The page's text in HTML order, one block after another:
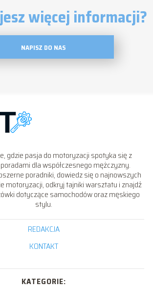
więcej informacji?
NAPISZ DO NAS
gdzie pasja do motoryzacji spotyka się z
dla współczesnego mężczyzny.
poradniki, dowiedz się o najnowszych
motoryzacji, odkryj tajniki warsztatu i znajdź
dotyczące samochodów oraz męskiego
stylu.
REDAKCJA
KONTAKT
KATEGORIE: